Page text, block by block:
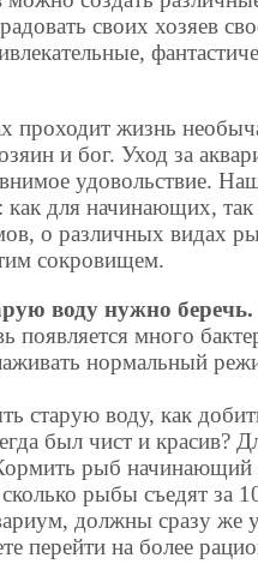
своих хозяев
проходит жизнь
и бог. Уход за
удовольствие.
как для начинающих,
о различных видах
сокровищем.
воду нужно беречь.
появляется много
нормальный
старую воду, как
был чист и красив?
рыб начинающий
сколько рыбы съедят
должны сразу же
перейти на более